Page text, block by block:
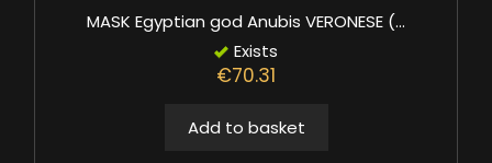
MASK Egyptian god Anubis VERONESE (...
Exists
€70.31
Add to basket